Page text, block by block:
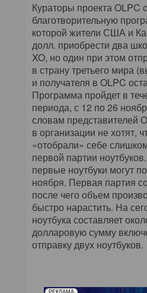
Кураторы проекта OLPC
благотворительную
которой жители США и
долл. приобрести два
XO, но один при этом
в страну третьего мира
и получателя в OLPC
Программа пройдет в
периода, с 12 по 26
словам представителей
в организации не хотят,
«отобрали» себе
первой партии
первые ноутбуки могут
ноября. Первая партия
после чего объем
быстро нарастить. На
ноутбука составляет
долларовую сумму
отправку двух ноутбуков.
РЕКЛАМА